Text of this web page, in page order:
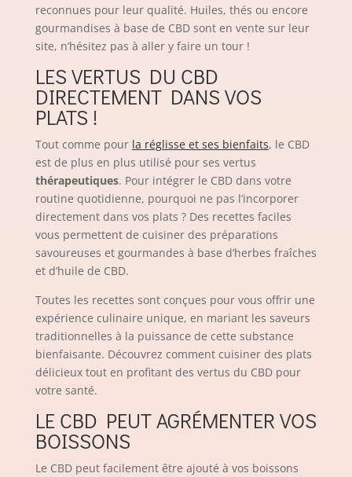
reconnues pour leur qualité. Huiles, thés ou encore
gourmandises à base de CBD sont en vente sur leur
site, n’hésitez pas à aller y faire un tour !
LES VERTUS DU CBD
DIRECTEMENT DANS VOS
PLATS !
Tout comme pour la réglisse et ses bienfaits, le CBD
est de plus en plus utilisé pour ses vertus
thérapeutiques. Pour intégrer le CBD dans votre
routine quotidienne, pourquoi ne pas l’incorporer
directement dans vos plats ? Des recettes faciles
vous permettent de cuisiner des préparations
savoureuses et gourmandes à base d’herbes fraîches
et d’huile de CBD.
Toutes les recettes sont conçues pour vous offrir une
expérience culinaire unique, en mariant les saveurs
traditionnelles à la puissance de cette substance
bienfaisante. Découvrez comment cuisiner des plats
délicieux tout en profitant des vertus du CBD pour
votre santé.
LE CBD PEUT AGRÉMENTER VOS
BOISSONS
Le CBD peut facilement être ajouté à vos boissons